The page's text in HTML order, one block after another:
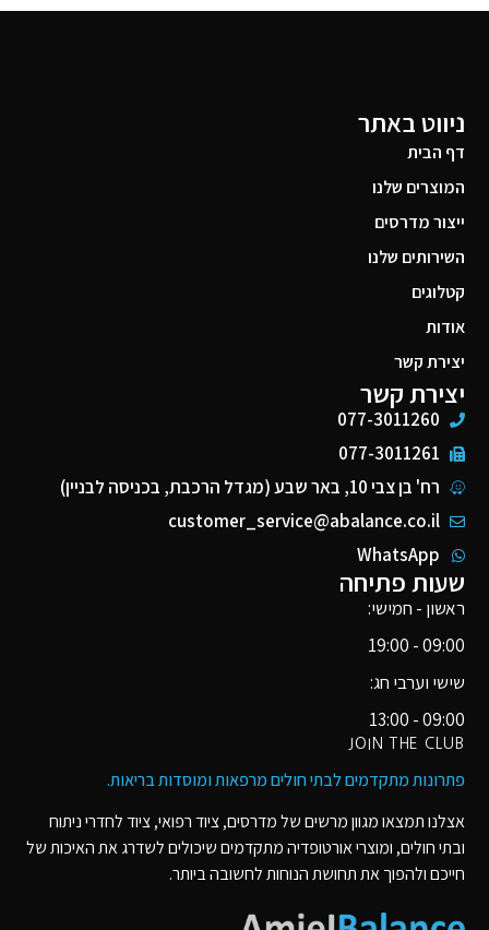
ניווט באתר
דף הבית
המוצרים שלנו
ייצור מדרסים
השירותים שלנו
קטלוגים
אודות
יצירת קשר
יצירת קשר
077-3011260
077-3011261
רח' בן צבי 10, באר שבע (מגדל הרכבת, בכניסה לבניין)
customer_service@abalance.co.il
WhatsApp
שעות פתיחה
ראשון - חמישי:
09:00 - 19:00
שישי וערבי חג:
09:00 - 13:00
JOIN THE CLUB
פתרונות מתקדמים לבתי חולים מרפאות ומוסדות בריאות​.
אצלנו תמצאו מגוון מרשים של מדרסים, ציוד רפואי, ציוד לחדרי ניתוח
ובתי חולים, ומוצרי אורטופדיה מתקדמים שיכולים לשדרג את האיכות של
חייכם ולהפוך את תחושת הנוחות לחשובה ביותר.